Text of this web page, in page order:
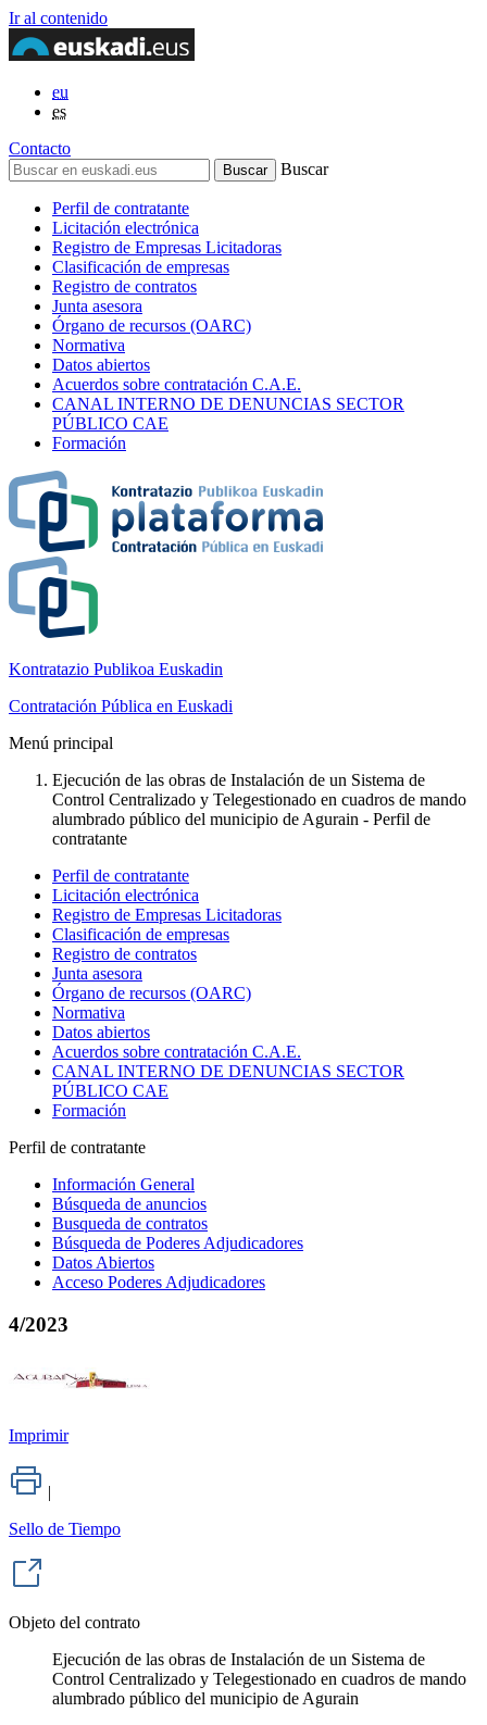
Ir al contenido
eu
es
Contacto
Buscar
Perfil de contratante
Licitación electrónica
Registro de Empresas Licitadoras
Clasificación de empresas
Registro de contratos
Junta asesora
Órgano de recursos (OARC)
Normativa
Datos abiertos
Acuerdos sobre contratación C.A.E.
CANAL INTERNO DE DENUNCIAS SECTOR
PÚBLICO CAE
Formación
Kontratazio Publikoa Euskadin
Contratación Pública en Euskadi
Menú principal
Ejecución de las obras de Instalación de un Sistema de
Control Centralizado y Telegestionado en cuadros de mando
alumbrado público del municipio de Agurain - Perfil de
contratante
Perfil de contratante
Licitación electrónica
Registro de Empresas Licitadoras
Clasificación de empresas
Registro de contratos
Junta asesora
Órgano de recursos (OARC)
Normativa
Datos abiertos
Acuerdos sobre contratación C.A.E.
CANAL INTERNO DE DENUNCIAS SECTOR
PÚBLICO CAE
Formación
Perfil de contratante
Información General
Búsqueda de anuncios
Busqueda de contratos
Búsqueda de Poderes Adjudicadores
Datos Abiertos
Acceso Poderes Adjudicadores
4/2023
Imprimir
|
Sello de Tiempo
Objeto del contrato
Ejecución de las obras de Instalación de un Sistema de
Control Centralizado y Telegestionado en cuadros de mando
alumbrado público del municipio de Agurain